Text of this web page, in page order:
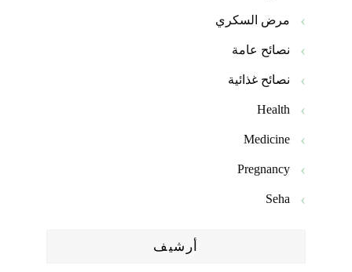
مرض السكري
نصائح عامة
نصائح غذائية
Health
Medicine
Pregnancy
Seha
أرشيف